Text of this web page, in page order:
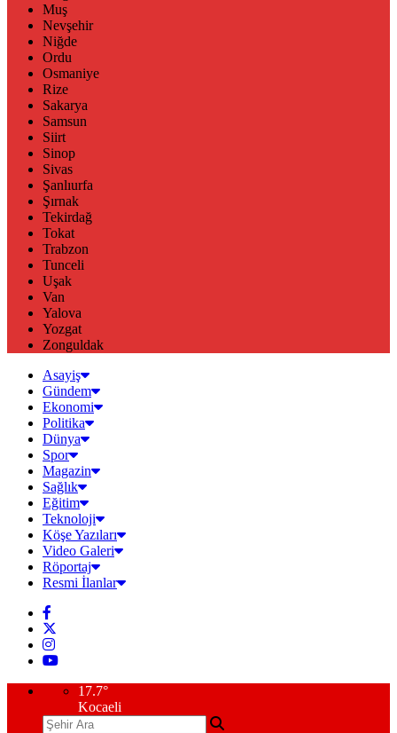
Muş
Nevşehir
Niğde
Ordu
Osmaniye
Rize
Sakarya
Samsun
Siirt
Sinop
Sivas
Şanlıurfa
Şırnak
Tekirdağ
Tokat
Trabzon
Tunceli
Uşak
Van
Yalova
Yozgat
Zonguldak
Asayiş
Gündem
Ekonomi
Politika
Dünya
Spor
Magazin
Sağlık
Eğitim
Teknoloji
Köşe Yazıları
Video Galeri
Röportaj
Resmi İlanlar
17.7°
Kocaeli